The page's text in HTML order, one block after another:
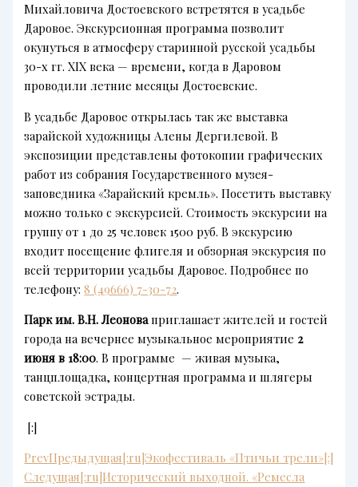
Михайловича Достоевского встретятся в усадьбе
Даровое. Экскурсионная программа позволит
окунуться в атмосферу старинной русской усадьбы
30-х гг. XIX века — времени, когда в Даровом
проводили летние месяцы Достоевские.
В усадьбе Даровое открылась так же выставка
зарайской художницы Алены Дергилевой. В
экспозиции представлены фотокопии графических
работ из собрания Государственного музея-
заповедника «Зарайский кремль». Посетить выставку
можно только с экскурсией. Стоимость экскурсии на
группу от 1 до 25 человек 1500 руб. В экскурсию
входит посещение флигеля и обзорная экскурсия по
всей территории усадьбы Даровое. Подробнее по
телефону:8 (49666) 7-30-72.
Парк им. В.Н. Леоноваприглашает жителей и гостей
города на вечернее музыкальное мероприятие 2
июня в 18:00. В программе — живая музыка,
танцплощадка, концертная программа и шлягеры
советской эстрады.
[:]
PrevПредыдущая[:ru]Экофестиваль «Птичьи трели»[:]
Следущая[:ru]Исторический выходной. «Ремесла